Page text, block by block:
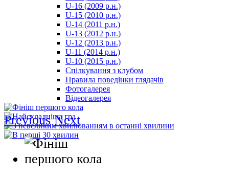
U-16 (2009 р.н.)
U-15 (2010 р.н.)
U-14 (2011 р.н.)
U-13 (2012 р.н.)
U-12 (2013 р.н.)
U-11 (2014 р.н.)
U-10 (2015 р.н.)
Спілкування з клубом
Правила поведінки глядачів
Фотогалерея
Відеогалерея
Previous Next